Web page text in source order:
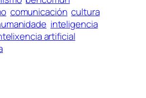
comunicación cultura
inteligencia
artificial